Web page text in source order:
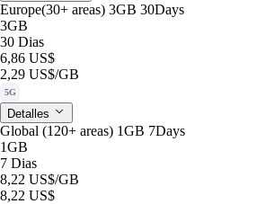
Europe(30+ areas) 3GB 30Days
3GB
30 Dias
6,86 US$
2,29 US$/GB
5G
Detalles
Global (120+ areas) 1GB 7Days
1GB
7 Dias
8,22 US$/GB
8,22 US$